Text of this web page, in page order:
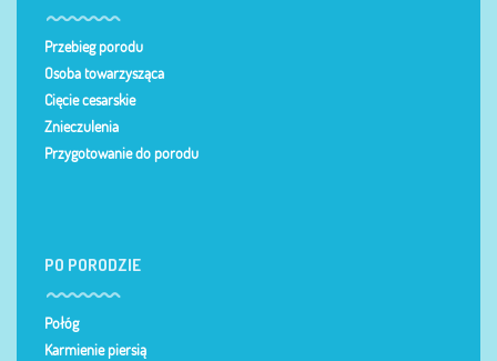
Przebieg porodu
Osoba towarzysząca
Cięcie cesarskie
Znieczulenia
Przygotowanie do porodu
PO PORODZIE
Połóg
Karmienie piersią